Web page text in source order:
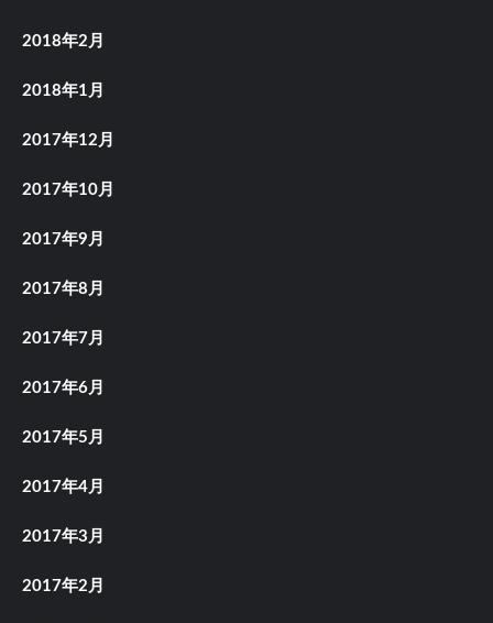
2018年2月
2018年1月
2017年12月
2017年10月
2017年9月
2017年8月
2017年7月
2017年6月
2017年5月
2017年4月
2017年3月
2017年2月